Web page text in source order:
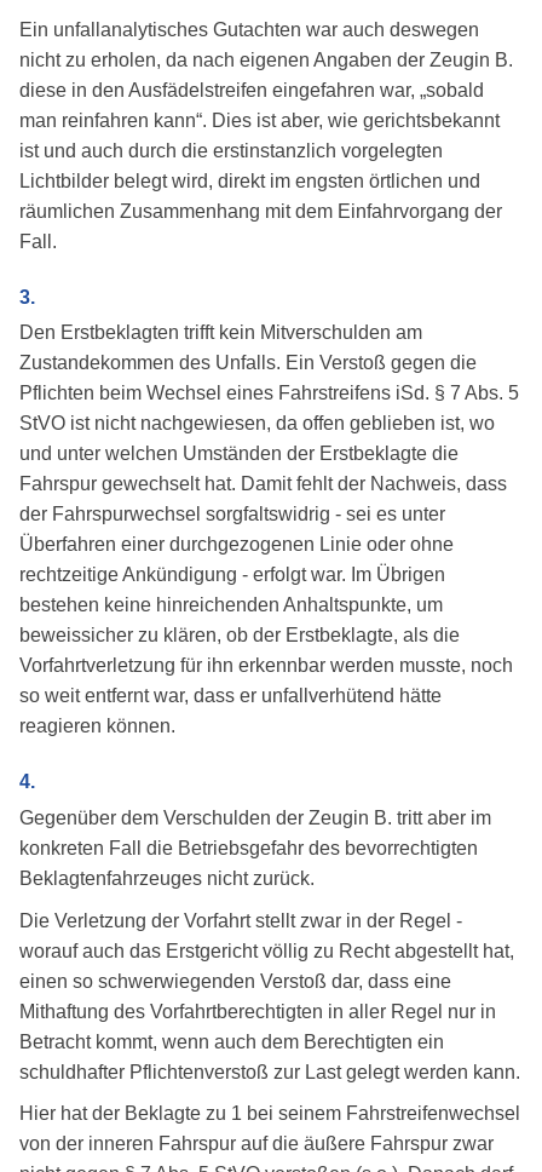
Ein unfallanalytisches Gutachten war auch deswegen
nicht zu erholen, da nach eigenen Angaben der Zeugin B.
diese in den Ausfädelstreifen eingefahren war, „sobald
man reinfahren kann“. Dies ist aber, wie gerichtsbekannt
ist und auch durch die erstinstanzlich vorgelegten
Lichtbilder belegt wird, direkt im engsten örtlichen und
räumlichen Zusammenhang mit dem Einfahrvorgang der
Fall.
3.
Den Erstbeklagten trifft kein Mitverschulden am
Zustandekommen des Unfalls. Ein Verstoß gegen die
Pflichten beim Wechsel eines Fahrstreifens iSd. § 7 Abs. 5
StVO ist nicht nachgewiesen, da offen geblieben ist, wo
und unter welchen Umständen der Erstbeklagte die
Fahrspur gewechselt hat. Damit fehlt der Nachweis, dass
der Fahrspurwechsel sorgfaltswidrig - sei es unter
Überfahren einer durchgezogenen Linie oder ohne
rechtzeitige Ankündigung - erfolgt war. Im Übrigen
bestehen keine hinreichenden Anhaltspunkte, um
beweissicher zu klären, ob der Erstbeklagte, als die
Vorfahrtverletzung für ihn erkennbar werden musste, noch
so weit entfernt war, dass er unfallverhütend hätte
reagieren können.
4.
Gegenüber dem Verschulden der Zeugin B. tritt aber im
konkreten Fall die Betriebsgefahr des bevorrechtigten
Beklagtenfahrzeuges nicht zurück.
Die Verletzung der Vorfahrt stellt zwar in der Regel -
worauf auch das Erstgericht völlig zu Recht abgestellt hat,
einen so schwerwiegenden Verstoß dar, dass eine
Mithaftung des Vorfahrtberechtigten in aller Regel nur in
Betracht kommt, wenn auch dem Berechtigten ein
schuldhafter Pflichtenverstoß zur Last gelegt werden kann.
Hier hat der Beklagte zu 1 bei seinem Fahrstreifenwechsel
von der inneren Fahrspur auf die äußere Fahrspur zwar